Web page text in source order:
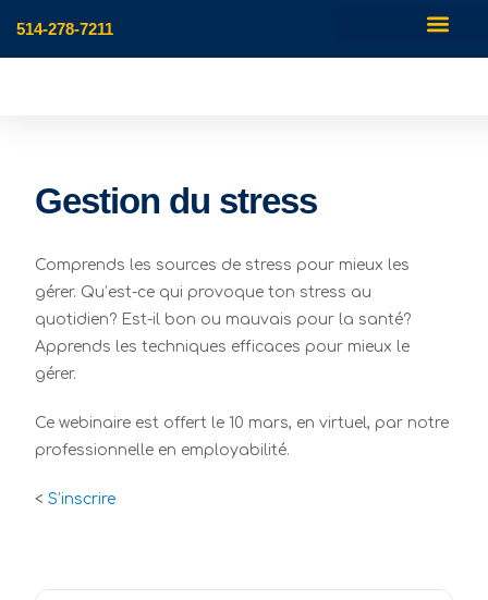
514-278-7211
Gestion du stress
Comprends les sources de stress pour mieux les
gérer. Qu’est-ce qui provoque ton stress au
quotidien? Est-il bon ou mauvais pour la santé?
Apprends les techniques efficaces pour mieux le
gérer.
Ce webinaire est offert le 10 mars, en virtuel, par notre
professionnelle en employabilité.
<S’inscrire